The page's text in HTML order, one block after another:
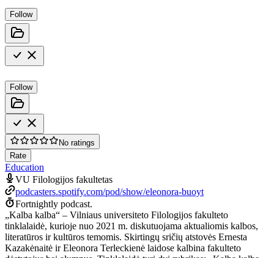
Follow
Follow
No ratings
Rate
Education
VU Filologijos fakultetas
podcasters.spotify.com/pod/show/eleonora-buoyt
Fortnightly podcast.
„Kalba kalba“ – Vilniaus universiteto Filologijos fakulteto
tinklalaidė, kurioje nuo 2021 m. diskutuojama aktualiomis kalbos,
literatūros ir kultūros temomis. Skirtingų sričių atstovės Ernesta
Kazakėnaitė ir Eleonora Terleckienė laidose kalbina fakulteto